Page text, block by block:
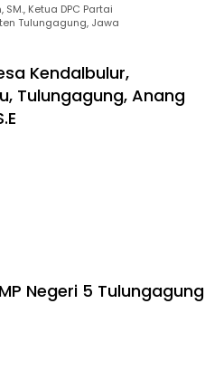
Ketua DPC Partai
Tulungagung, Jawa
Kendalbulur,
Tulungagung, Anang
Negeri 5 Tulungagung